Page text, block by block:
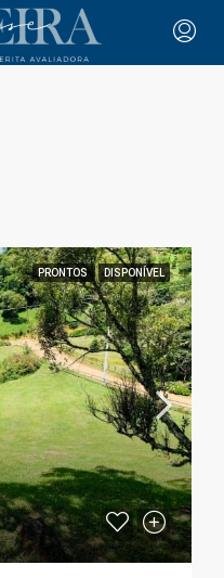
PRONTOS DISPONÍVEL